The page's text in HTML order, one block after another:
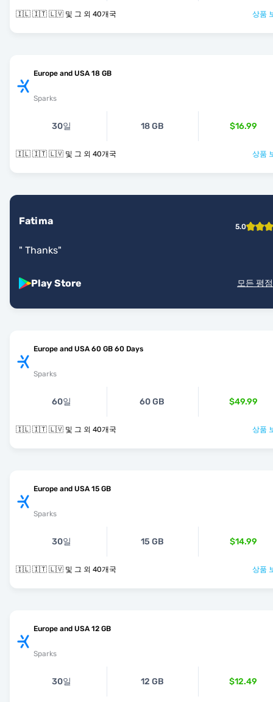
🇮🇱 🇮🇹 🇱🇻 및 그 외 40개국 상품
Europe and USA 18 GB
Sparks
30일 18 GB $16.99
🇮🇱 🇮🇹 🇱🇻 및 그 외 40개국 상품
Fatima 5.0
" Thanks"
Play Store 모든 평
Europe and USA 60 GB 60 Days
Sparks
60일 60 GB $49.99
🇮🇱 🇮🇹 🇱🇻 및 그 외 40개국 상품
Europe and USA 15 GB
Sparks
30일 15 GB $14.99
🇮🇱 🇮🇹 🇱🇻 및 그 외 40개국 상품
Europe and USA 12 GB
Sparks
30일 12 GB $12.49